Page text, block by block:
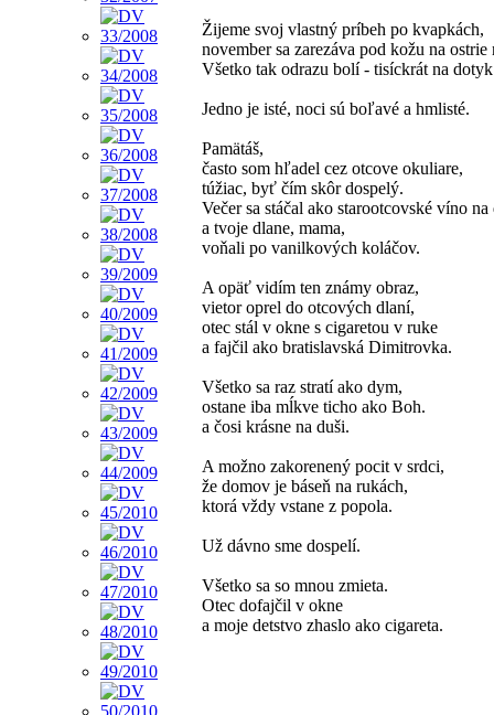
Žijeme svoj vlastný príbeh po kvapkách,
november sa zarezáva pod kožu na ostrie
Všetko tak odrazu bolí - tisíckrát na
Jedno je isté, noci sú boľavé a hmlisté.
Pamätáš,
často som hľadel cez otcove okuliare,
túžiac, byť čím skôr dospelý.
Večer sa stáčal ako starootcovské víno na
a tvoje dlane, mama,
voňali po vanilkových koláčov.
A opäť vidím ten známy obraz,
vietor oprel do otcových dlaní,
otec stál v okne s cigaretou v ruke
a fajčil ako bratislavská Dimitrovka.
Všetko sa raz stratí ako dym,
ostane iba mĺkve ticho ako Boh.
a čosi krásne na duši.
A možno zakorenený pocit v srdci,
že domov je báseň na rukách,
ktorá vždy vstane z popola.
Už dávno sme dospelí.
Všetko sa so mnou zmieta.
Otec dofajčil v okne
a moje detstvo zhaslo ako cigareta.